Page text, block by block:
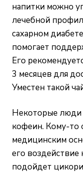
напитки можно
лечебной
сахарном
помогает
Его
3 месяцев для
Уместен такой
Некоторые люди
кофеин. Кому-то
медицинским
его воздействие
подойдет